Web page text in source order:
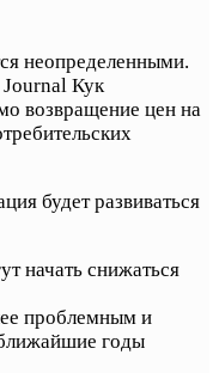
неопределенными.
Кук
возвращение цен на
будет развиваться
начать снижаться
проблемным и
годы